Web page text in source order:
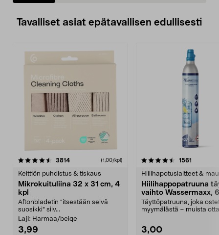
Tavalliset asiat epätavallisen edullisesti
3814arvostelut (1,00/kpl)
Keittiön puhdistus & tiskaus
Mikrokuituliina 32 x 31 cm, 4
kpl
Aftonbladetin "itsestään selvä
suosikki" siiv...
Laji: Harmaa/beige
3,99
4.5viidestä
1561
Hiilihapotuslaitteet &
Hiilihappopatruuna
vaihto Wassermaxx,
Täyttöpatruuna, joka
myymälästä – muista
3,00
4.5viidestä